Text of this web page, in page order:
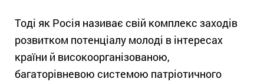
Тоді як Росія називає свій комплекс заходів
розвитком потенціалу молоді в інтересах
країни й високоорганізованою,
багаторівневою системою патріотичного